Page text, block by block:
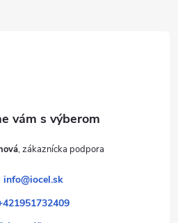
info@iocel.sk